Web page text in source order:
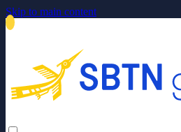
Skip to main content